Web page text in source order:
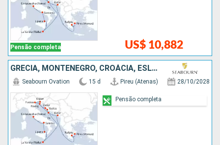
Pensão completa US$ 10,882
GRÉCIA, MONTENEGRO, CROÁCIA, ESLOVÃNIA, ITÁLIA, MALTA
Seabourn Ovation 15 d Pireu (Atenas) 28/10/2028
Pensão completa